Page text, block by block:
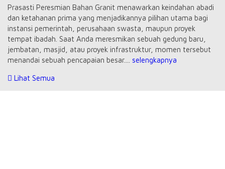
Prasasti Peresmian Bahan Granit menawarkan keindahan abadi
dan ketahanan prima yang menjadikannya pilihan utama bagi
instansi pemerintah, perusahaan swasta, maupun proyek
tempat ibadah. Saat Anda meresmikan sebuah gedung baru,
jembatan, masjid, atau proyek infrastruktur, momen tersebut
menandai sebuah pencapaian besar.... selengkapnya
Lihat Semua